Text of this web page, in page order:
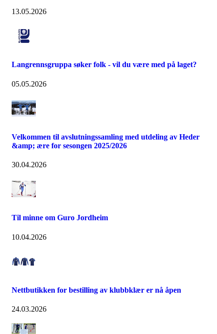
13.05.2026
Langrennsgruppa søker folk - vil du være med på laget?
05.05.2026
Velkommen til avslutningssamling med utdeling av Heder
&amp; ære for sesongen 2025/2026
30.04.2026
Til minne om Guro Jordheim
10.04.2026
Nettbutikken for bestilling av klubbklær er nå åpen
24.03.2026